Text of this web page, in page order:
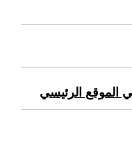
الموقع الرئيسي